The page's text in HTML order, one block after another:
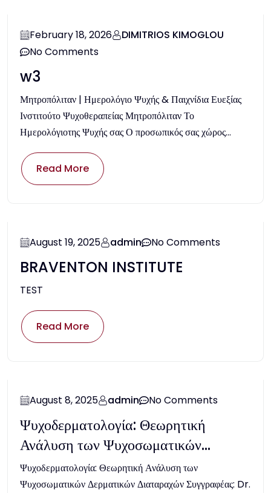
February 18, 2026
DIMITRIOS KIMOGLOU
No Comments
w3
Μητροπόλιταν | Ημερολόγιο Ψυχής & Παιχνίδια Ευεξίας
Ινστιτούτο Ψυχοθεραπείας Μητροπόλιταν Το
Ημερολόγιοτης Ψυχής σας Ο προσωπικός σας χώρος...
Read More
August 19, 2025 admin No Comments
BRAVENTON INSTITUTE
TEST
Read More
August 8, 2025 admin No Comments
Ψυχοδερματολογία: Θεωρητική
Ανάλυση των Ψυχοσωματικών
Δερματικών Διαταραχών
Ψυχοδερματολογία: Θεωρητική Ανάλυση των
Ψυχοσωματικών Δερματικών Διαταραχών Συγγραφέας: Dr.